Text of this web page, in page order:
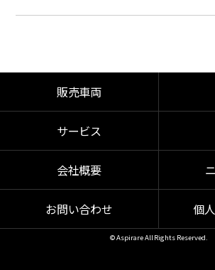
販売車両
サービス
会社概要
お問い合わせ 個
© Aspirare All Rights Reserved.